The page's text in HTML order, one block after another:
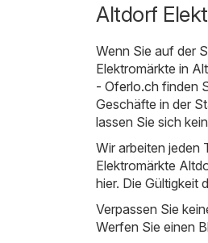
Altdorf
Wenn Sie auf der
Elektromärkte in
- Oferlo.ch finden
Geschäfte in der
lassen Sie sich
Wir arbeiten jeden
Elektromärkte
hier. Die Gültigkeit
Verpassen Sie
Werfen Sie einen